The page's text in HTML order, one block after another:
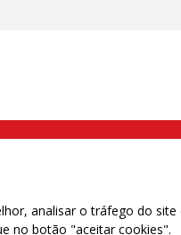
2108 9200 - Fax (11) 2108 9310
analisar o tráfego do
no botão "aceitar cookies".